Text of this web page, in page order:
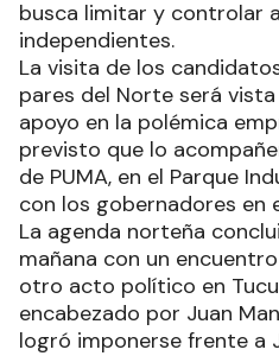
busca limitar y controlar
independientes.
La visita de los
pares del Norte será
apoyo en la polémica
previsto que lo
de PUMA, en el Parque
con los gobernadores en
La agenda norteña
mañana con un
otro acto político en
encabezado por Juan
logró imponerse frente a